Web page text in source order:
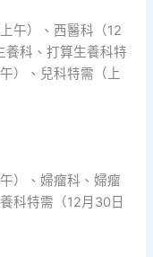
午）、西醫科（12
養科、打算生養科特
）、兒科特需（上
）、婦瘤科、婦瘤
科特需（12月30日